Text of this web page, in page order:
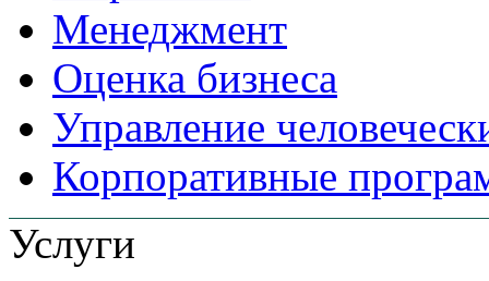
Менеджмент
Оценка бизнеса
Управление
Корпоративные
Услуги